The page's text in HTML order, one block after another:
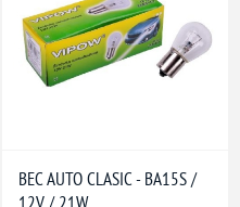
BEC AUTO CLASIC - BA15S /